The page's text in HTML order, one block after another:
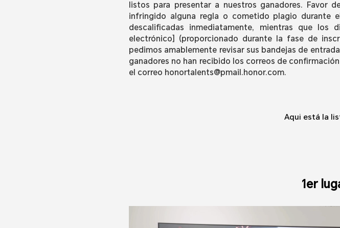
listos para presentar a nuestros ganadores. Favor
infringido alguna regla o cometido plagio durante
descalificadas inmediatamente, mientras que los
electrónico] (proporcionado durante la fase de
pedimos amablemente revisar sus bandejas de
ganadores no han recibido los correos de
el correo honortalents@pmail.honor.com.
Aqui está la
1er